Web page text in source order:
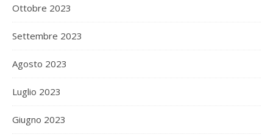
Ottobre 2023
Settembre 2023
Agosto 2023
Luglio 2023
Giugno 2023